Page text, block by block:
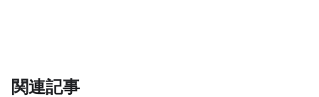
関連記事